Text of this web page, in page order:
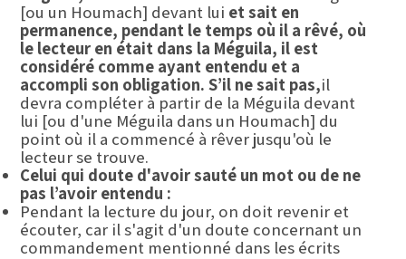
[ou un Houmach] devant lui et sait en
permanence, pendant le temps où il a rêvé, où
le lecteur en était dans la Méguila, il est
considéré comme ayant entendu et a
accompli son obligation. S’il ne sait pas,il
devra compléter à partir de la Méguila devant
lui [ou d'une Méguila dans un Houmach] du
point où il a commencé à rêver jusqu'où le
lecteur se trouve.
Celui qui doute d'avoir sauté un mot ou de ne
pas l’avoir entendu :
Pendant la lecture du jour, on doit revenir et
écouter, car il s'agit d'un doute concernant un
commandement mentionné dans les écrits